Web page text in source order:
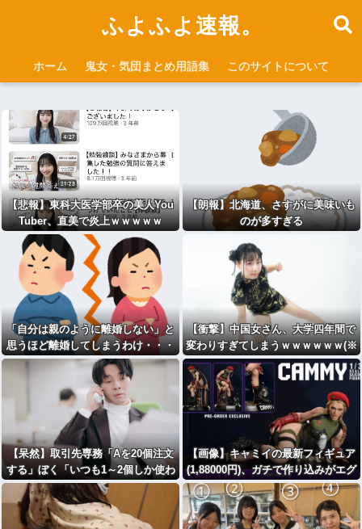
ふよふよ速報。
ホーム 鬼女・気団まとめ用語集 このサイトについて
【悲報】東科大医学部卒の美人You
Tuber、直美で炎上ｗｗｗｗｗ
【朗報】北海道、さすがに美味いも
のが多すぎる
「自分は親のように離婚しない」と
思うほど離婚してしまうわけ・・・
【衝撃】中国女さん、大学四年間で
変わりすぎてしまうｗｗｗｗｗｗ(※
画像あり)
【呆然】取引先専務「Aを20個注文
する」ぼく「いつも1～2個しか使わ
ないけど本当に20であってる？」取
専「あってる」⇒結果！
【画像】キャミイの最新フィギュア
(1,88000円)、ガチで作り込みがエグ
すぎる